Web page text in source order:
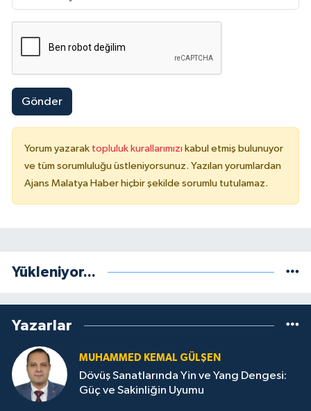
Gönder
Yorum yazarak topluluk kurallarımızı kabul etmiş bulunuyor
ve tüm sorumluluğu üstleniyorsunuz. Yazılan yorumlardan
Ajans Malatya Haber hiçbir şekilde sorumlu tutulamaz.
Yükleniyor...
Yazarlar
MUHAMMED KEMAL GÜLŞEN
Dövüş Sanatlarında Yin ve Yang Dengesi:
Güç ve Sakinliğin Uyumu